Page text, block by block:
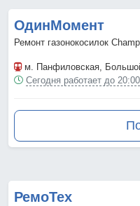
ОдинМомент
Ремонт газонокосилок
м. Панфиловская,
Сегодня работает до 20:00
РемоТех